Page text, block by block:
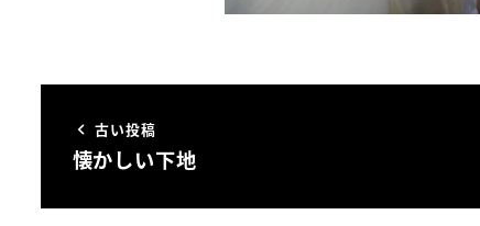
古い投稿
懐かしい下地